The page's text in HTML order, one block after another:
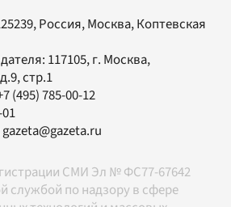
Россия, Москва, Коптевская
117105, г. Москва,
стр.1
(495) 785-00-12
gazeta@gazeta.ru
СМИ Эл № ФС77-67642
службой по надзору в сфере